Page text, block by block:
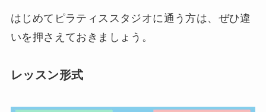
はじめてピラティススタジオに通う方は、ぜひ違
いを押さえておきましょう。
レッスン形式